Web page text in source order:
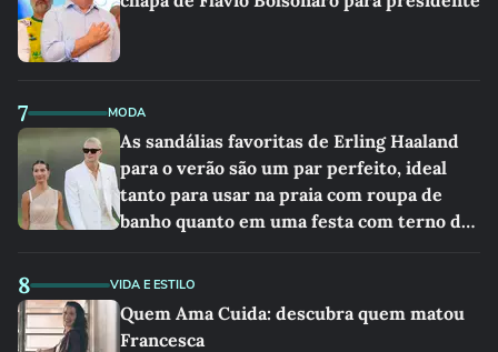
7 MODA
As sandálias favoritas de Erling Haaland
para o verão são um par perfeito, ideal
tanto para usar na praia com roupa de
banho quanto em uma festa com terno de
8 VIDA E ESTILO
Quem Ama Cuida: descubra quem matou
Francesca